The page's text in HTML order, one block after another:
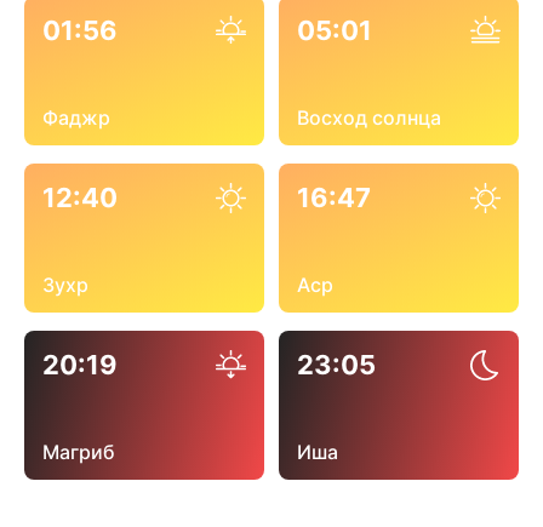
01:56
Фаджр
05:01
Восход солнца
12:40
Зухр
16:47
Аср
20:19
Магриб
23:05
Иша